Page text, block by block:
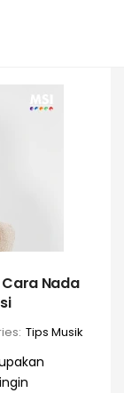
Nada
Tips Musik